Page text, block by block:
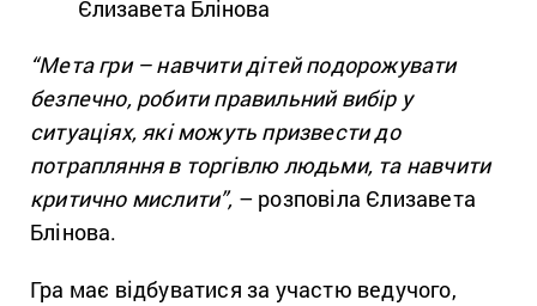
Єлизавета Блінова
“Мета гри – навчити дітей подорожувати
безпечно, робити правильний вибір у
ситуаціях, які можуть призвести до
потрапляння в торгівлю людьми, та навчити
критично мислити”, – розповіла Єлизавета
Блінова.
Гра має відбуватися за участю ведучого,